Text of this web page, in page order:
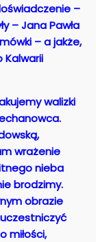
–
– Jana Pawła
– a jakże,
Kalwarii
walizki
wrażenie
nieba
brodzimy.
obrazie
miłości,